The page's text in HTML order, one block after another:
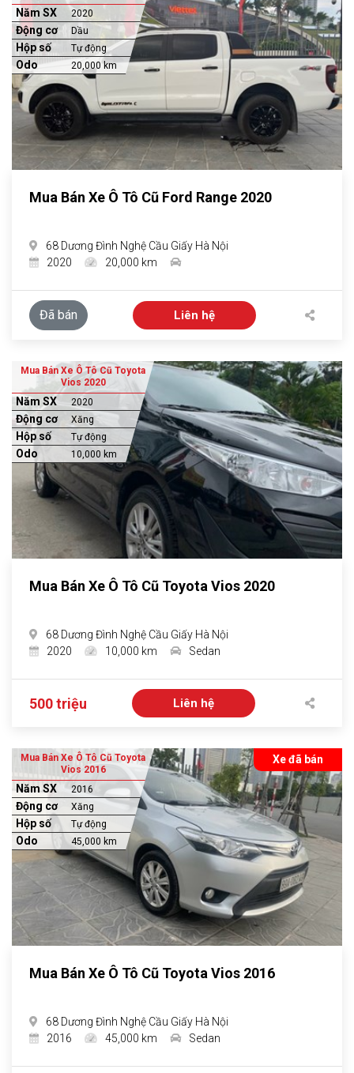
Năm SX 2020
Động cơ Dầu
Hộp số Tự động
Odo 20,000 km
Mua Bán Xe Ô Tô Cũ Ford Range 2020
68 Dương Đình Nghệ Cầu Giấy Hà Nội
2020
20,000 km
Đã bán Liên hệ
Mua Bán Xe Ô Tô Cũ Toyota
Vios 2020
Năm SX 2020
Động cơ Xăng
Hộp số Tự động
Odo 10,000 km
Mua Bán Xe Ô Tô Cũ Toyota Vios 2020
68 Dương Đình Nghệ Cầu Giấy Hà Nội
2020
10,000 km Sedan
500 triệu Liên hệ
Xe đã bán
Mua Bán Xe Ô Tô Cũ Toyota
Vios 2016
Năm SX 2016
Động cơ Xăng
Hộp số Tự động
Odo 45,000 km
Mua Bán Xe Ô Tô Cũ Toyota Vios 2016
68 Dương Đình Nghệ Cầu Giấy Hà Nội
2016
45,000 km Sedan